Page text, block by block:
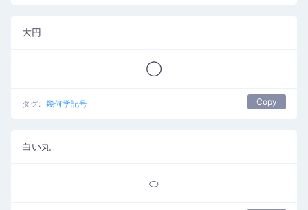
大円
◯
タグ: 幾何学記号 Copy
白い丸
⬭